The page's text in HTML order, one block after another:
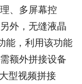
、多屏幕控
外，无缝液晶
能，利用该功能
额外拼接设备
型视频拼接